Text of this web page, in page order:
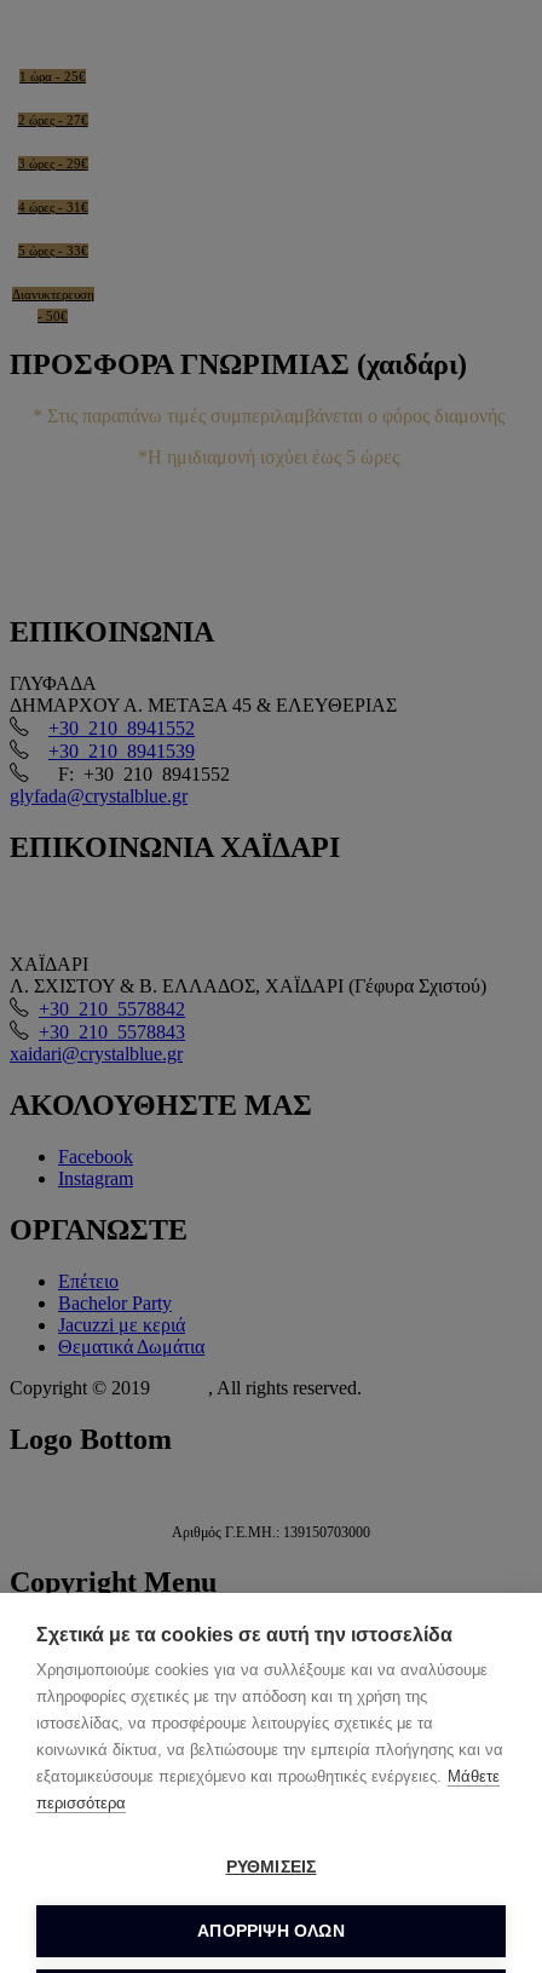
1 ώρα - 25€
2 ώρες - 27€
3 ώρες - 29€
4 ώρες - 31€
5 ώρες - 33€
Διανυκτερευση
- 50€
ΠΡΟΣΦΟΡΑΓΝΩΡΙΜΙΑΣ (χαιδάρι)
* Στις παραπάνω τιμές συμπεριλαμβάνεται ο φόρος διαμονής
*H ημιδιαμονή ισχύει έως 5 ώρες
ΕΠΙΚΟΙΝΩΝΙΑ
ΓΛΥΦΑΔΑ
ΔΗΜΑΡΧΟΥ Α. ΜΕΤΑΞΑ 45 & ΕΛΕΥΘΕΡΙΑΣ
+30 210 8941552
+30 210 8941539
F: +30 210 8941552
glyfada@crystalblue.gr
ΕΠΙΚΟΙΝΩΝΙΑ ΧΑΪΔΑΡΙ
ΧΑΪΔΑΡΙ
Λ. ΣΧΙΣΤΟΥ & Β. ΕΛΛΑΔΟΣ, ΧΑΪΔΑΡΙ (Γέφυρα Σχιστού)
+30 210 5578842
+30 210 5578843
xaidari@crystalblue.gr
ΑΚΟΛΟΥΘΗΣΤΕ ΜΑΣ
Facebook
Instagram
ΟΡΓΑΝΩΣΤΕ
Επέτειο
Bachelor Party
Jacuzzi με κεριά
Θεματικά Δωμάτια
Copyright © 2019
, All rights reserved.
Logo Bottom
Αριθμός Γ.Ε.ΜΗ.: 139150703000
Copyright Menu
ΑΡΧΙΚΗ
ΓΛΥΦΑΔΑ
ΧΑΪΔΑΡΙ
ΗΜΙΔΙΑΜΟΝΗ
ΥΠΗΡΕΣΙΕΣ
ΤΙΜΟΚΑΤΑΛΟΓΟΣ
ΕΠΙΚΟΙΝΩΝΙΑ
ΓΛΥΦΑΔΑ
ΗΜΙΔΙΑΜΟΝΗ
Σχετικά με τα cookies σε αυτή την ιστοσελίδα
Χρησιμοποιούμε cookies για να συλλέξουμε και να αναλύσουμε
πληροφορίες σχετικές με την απόδοση και τη χρήση της
ιστοσελίδας, να προσφέρουμε λειτουργίες σχετικές με τα
κοινωνικά δίκτυα, να βελτιώσουμε την εμπειρία πλοήγησης και να
εξατομικεύσουμε περιεχόμενο και προωθητικές ενέργειες. Μάθετε
περισσότερα
ΡΥΘΜΙΣΕΙΣ
ΑΠΌΡΡΙΨΗ ΌΛΩΝ